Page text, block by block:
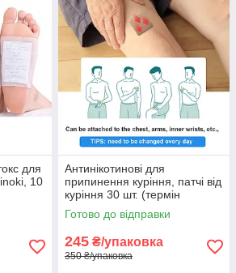
для
10
Антинікотинові для
припинення куріння, патчі від
куріння 30 шт. (термін
Декабри)
Готово до відправки
245 ₴/упаковка
350 ₴/упаковка